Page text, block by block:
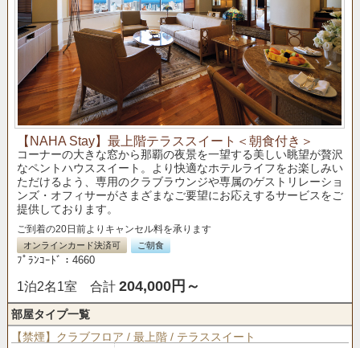
【NAHA Stay】最上階テラススイート＜朝食付き＞
コーナーの大きな窓から那覇の夜景を一望する美しい眺望が贅沢
なペントハウススイート。より快適なホテルライフをお楽しみい
ただけるよう、専用のクラブラウンジや専属のゲストリレーショ
ンズ・オフィサーがさまざまなご要望にお応えするサービスをご
提供しております。
ご到着の20日前よりキャンセル料を承ります
オンラインカード決済可 ご朝食
ﾌﾟﾗﾝｺｰﾄﾞ：4660
1泊2名1室 合計 204,000円～
部屋タイプ一覧
【禁煙】クラブフロア / 最上階 / テラススイート